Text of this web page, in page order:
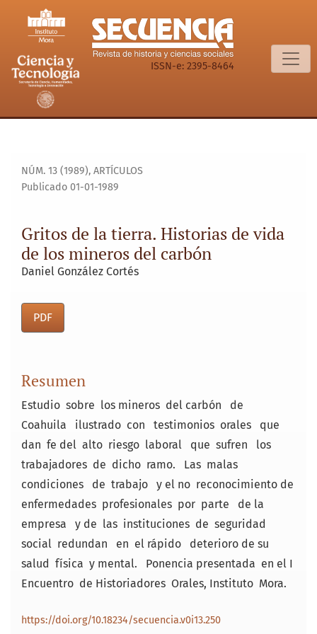
Gritos de la tierra. Historias de vida de los mineros del
ISSN-e: 2395-8464
NÚM. 13 (1989), ARTÍCULOS
Gritos de la tierra. Historias de vida
de los mineros del carbón
Publicado 01-01-1989
Daniel González Cortés
PDF
Resumen
Estudio sobre los mineros del carbón de
Coahuila ilustrado con testimonios orales que
dan fe del alto riesgo laboral que sufren los
trabajadores de dicho ramo. Las malas
condiciones de trabajo y el no reconocimiento de
enfermedades profesionales por parte de la
empresa y de las instituciones de seguridad
social redundan en el rápido deterioro de su
salud física y mental. Ponencia presentada en el I
Encuentro de Historiadores Orales, Instituto Mora.
https://doi.org/10.18234/secuencia.v0i13.250